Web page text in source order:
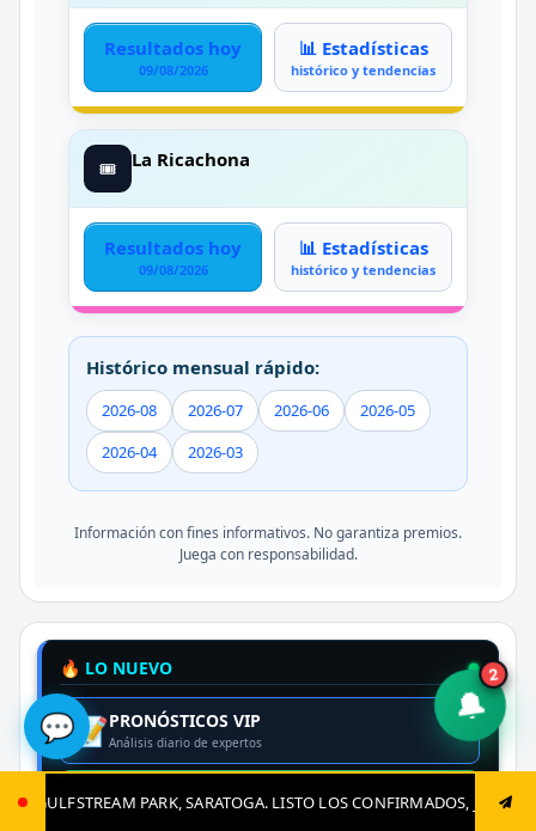
LISTO LOS CONFIRMADOS, JUGADAS CLAVES Y EL GRAN
Resultados hoy
09/08/2026
📊 Estadísticas
histórico y tendencias
🎟️ La Ricachona
Resultados hoy
09/08/2026
📊 Estadísticas
histórico y tendencias
Histórico mensual rápido:
2026-08 2026-07 2026-06
2026-05
2026-04
2026-03
Información con fines informativos. No garantiza premios.
Juega con responsabilidad.
🔥 LO NUEVO
📝PRONÓSTICOS VIP
Análisis diario de expertos
🔴PIZARRA EN VIVO
Resultados al instante
🔔
2
💬